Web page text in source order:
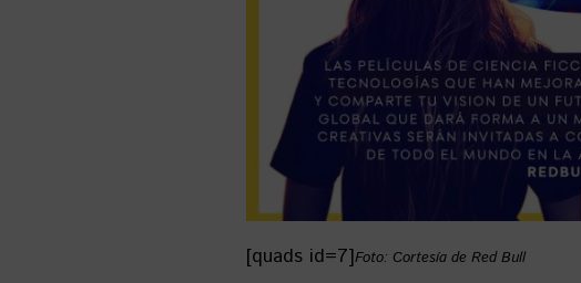
[quads id=7]Foto: Cortesía de Red Bull